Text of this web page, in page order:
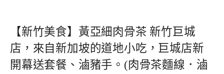
【新竹美食】黃亞細肉骨茶 新竹巨城
店，來自新加坡的道地小吃，巨城店新
開幕送套餐、滷豬手。(肉骨茶麵線．滷